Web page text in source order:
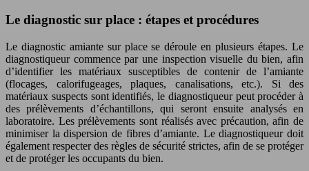
Le diagnostic sur place : étapes et procédures
Le diagnostic amiante sur place se déroule en plusieurs étapes. Le
diagnostiqueur commence par une inspection visuelle du bien, afin
d’identifier les matériaux susceptibles de contenir de l’amiante
(flocages, calorifugeages, plaques, canalisations, etc.). Si des
matériaux suspects sont identifiés, le diagnostiqueur peut procéder à
des prélèvements d’échantillons, qui seront ensuite analysés en
laboratoire. Les prélèvements sont réalisés avec précaution, afin de
minimiser la dispersion de fibres d’amiante. Le diagnostiqueur doit
également respecter des règles de sécurité strictes, afin de se protéger
et de protéger les occupants du bien.